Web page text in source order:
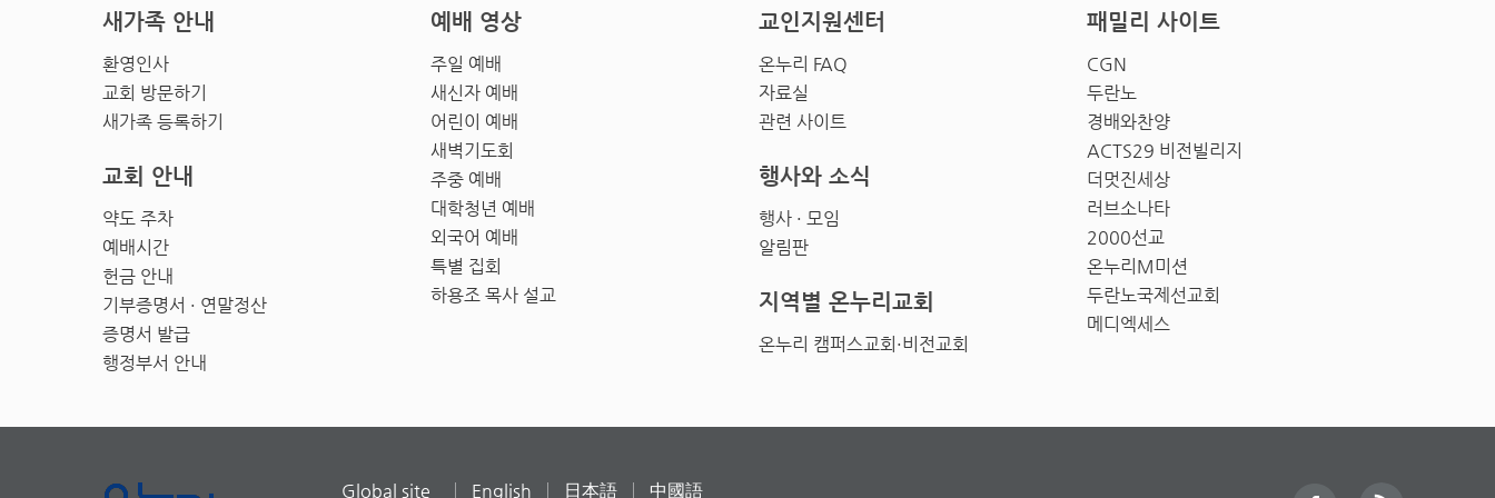
새가족 안내
환영인사
교회 방문하기
새가족 등록하기
예배 영상
주일 예배
새신자 예배
어린이 예배
새벽기도회
주중 예배
대학청년 예배
외국어 예배
특별 집회
하용조 목사 설교
교인지원센터
온누리 FAQ
자료실
관련 사이트
패밀리 사이트
CGN
두란노
경배와찬양
ACTS29 비전빌리지
더멋진세상
러브소나타
2000선교
온누리M미션
두란노국제선교회
메디엑세스
교회 안내
약도 주차
예배시간
헌금 안내
기부증명서 · 연말정산
증명서 발급
행정부서 안내
행사와 소식
행사 · 모임
알림판
지역별 온누리교회
온누리 캠퍼스교회·비전교회
Global site English 日本語 中國語